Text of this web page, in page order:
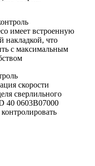
имеет встроенную
накладкой, что
с максимальным
скорости
сверлильного
40 0603B07000
контролировать